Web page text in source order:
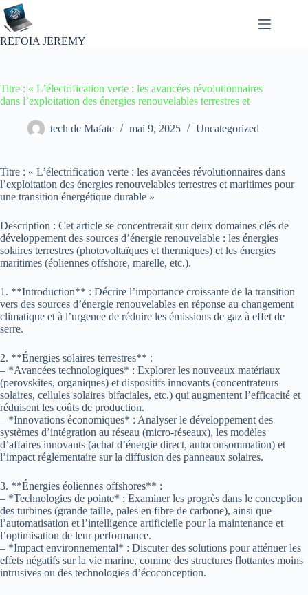
Passer
au
contenu
REFOIA JEREMY
Titre : « L’électrification verte : les avancées révolutionnaires
dans l’exploitation des énergies renouvelables terrestres et
tech de Mafate mai 9, 2025 Uncategorized
Titre : « L’électrification verte : les avancées révolutionnaires dans
l’exploitation des énergies renouvelables terrestres et maritimes pour
une transition énergétique durable »
Description : Cet article se concentrerait sur deux domaines clés de
développement des sources d’énergie renouvelable : les énergies
solaires terrestres (photovoltaïques et thermiques) et les énergies
maritimes (éoliennes offshore, marelle, etc.).
1. **Introduction** : Décrire l’importance croissante de la transition
vers des sources d’énergie renouvelables en réponse au changement
climatique et à l’urgence de réduire les émissions de gaz à effet de
serre.
2. **Énergies solaires terrestres** :
– *Avancées technologiques* : Explorer les nouveaux matériaux
(perovskites, organiques) et dispositifs innovants (concentrateurs
solaires, cellules solaires bifaciales, etc.) qui augmentent l’efficacité et
réduisent les coûts de production.
– *Innovations économiques* : Analyser le développement des
systèmes d’intégration au réseau (micro-réseaux), les modèles
d’affaires innovants (achat d’énergie direct, autoconsommation) et
l’impact réglementaire sur la diffusion des panneaux solaires.
3. **Énergies éoliennes offshores** :
– *Technologies de pointe* : Examiner les progrès dans le conception
des turbines (grande taille, pales en fibre de carbone), ainsi que
l’automatisation et l’intelligence artificielle pour la maintenance et
l’optimisation de leur performance.
– *Impact environnemental* : Discuter des solutions pour atténuer les
effets négatifs sur la vie marine, comme des structures flottantes moins
intrusives ou des technologies d’écoconception.